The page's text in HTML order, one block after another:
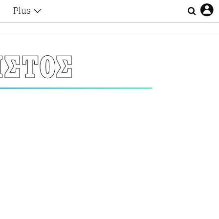
Plus
Αφιερώματα
Ζώδια